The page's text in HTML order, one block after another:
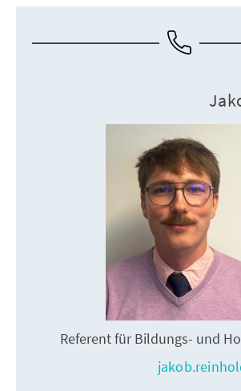
Referent für Bildungs- und